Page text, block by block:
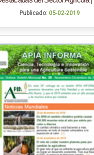
Publicado: 05-02-2019